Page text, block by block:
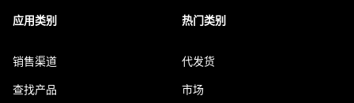
应用类别
销售渠道
查找产品
热门类别
代发货
市场